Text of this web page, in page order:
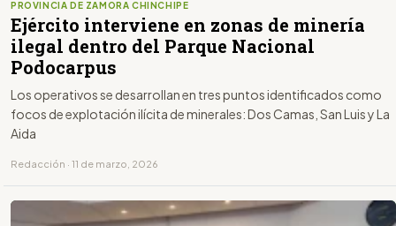
PROVINCIA DE ZAMORA CHINCHIPE
Ejército interviene en zonas de minería
ilegal dentro del Parque Nacional
Podocarpus
Los operativos se desarrollan en tres puntos identificados como
focos de explotación ilícita de minerales: Dos Camas, San Luis y La
Aida
Redacción · 11 de marzo, 2026